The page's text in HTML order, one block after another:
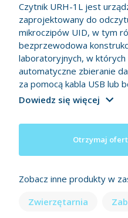
Czytnik URH-1L jest
zaprojektowany do
mikroczipów UID, w tym
bezprzewodowa
laboratoryjnych, w których
automatyczne zbieranie
za pomocą kabla USB
Dowiedz się więcej
Otrzymaj
Zobacz inne produkty w
Zwierzętarnia